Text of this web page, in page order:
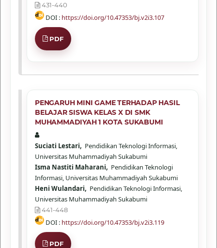
431-440
DOI : https://doi.org/10.47353/bj.v2i3.107
PDF
PENGARUH MINI GAME TERHADAP HASIL
BELAJAR SISWA KELAS X DI SMK
MUHAMMADIYAH 1 KOTA SUKABUMI
Suciati Lestari, Pendidikan Teknologi Informasi,
Universitas Muhammadiyah Sukabumi
Isma Nastiti Maharani, Pendidikan Teknologi
Informasi, Universitas Muhammadiyah Sukabumi
Heni Wulandari, Pendidikan Teknologi Informasi,
Universitas Muhammadiyah Sukabumi
441-448
DOI : https://doi.org/10.47353/bj.v2i3.119
PDF